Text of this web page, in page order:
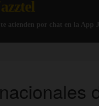
atienden por chat en la App